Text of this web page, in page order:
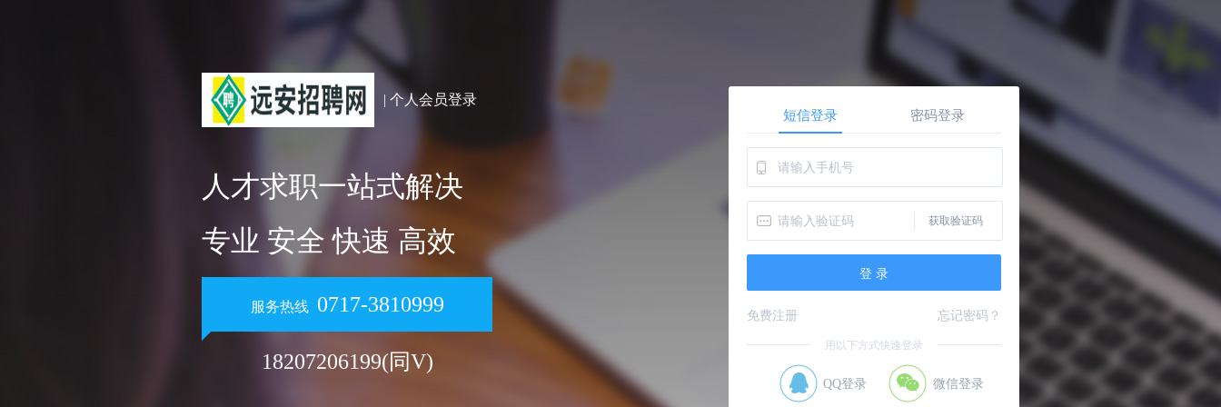
| 个人会员登录
人才求职一站式解决
专业 安全 快速 高效
服务热线 0717-3810999
18207206199(同V)
短信登录 密码登录
登 录
免费注册 忘记密码？
用以下方式快速登录
QQ登录 微信登录